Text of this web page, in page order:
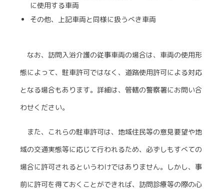
に使用する車両
その他、上記車両と同様に扱うべき車両
なお、訪問入浴介護の従事車両の場合は、車両の使用形
態によって、駐車許可ではなく、道路使用許可による対応
となる場合もあります。詳細は、管轄の警察署にお問い合
わせください。
また、これらの駐車許可は、地域住民等の意見要望や地
域の交通実態等に応じて行われるため、必ずしもすべての
場合に許可されるというわけではありません。しかし、事
前に許可を得ておくことができれば、訪問診療等の際の心